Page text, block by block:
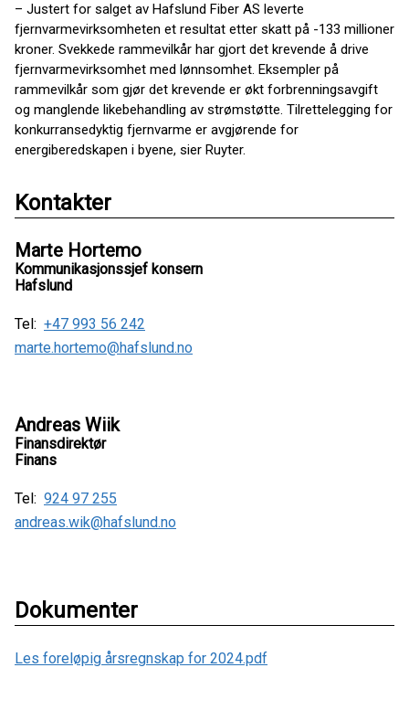
– Justert for salget av Hafslund Fiber AS leverte
fjernvarmevirksomheten et resultat etter skatt på -133 millioner
kroner. Svekkede rammevilkår har gjort det krevende å drive
fjernvarmevirksomhet med lønnsomhet. Eksempler på
rammevilkår som gjør det krevende er økt forbrenningsavgift
og manglende likebehandling av strømstøtte. Tilrettelegging for
konkurransedyktig fjernvarme er avgjørende for
energiberedskapen i byene, sier Ruyter.
Kontakter
Marte Hortemo
Kommunikasjonssjef konsern
Hafslund
Tel: +47 993 56 242
marte.hortemo@hafslund.no
Andreas Wiik
Finansdirektør
Finans
Tel: 924 97 255
andreas.wik@hafslund.no
Dokumenter
Les foreløpig årsregnskap for 2024.pdf